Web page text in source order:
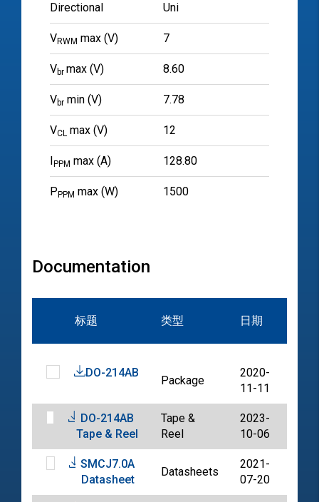
Directional Uni
VRWM max (V) 7
Vbr max (V) 8.60
Vbr min (V) 7.78
VCL max (V) 12
PPM max (A) 128.80
P PPM max (W) 1500
Documentation
标题 类型 日期
DO-214AB
Package
2020-
11-11
DO-214AB
Tape & Reel
Tape &
Reel
2023-
10-06
SMCJ7.0A
Datasheet
Datasheets
2021-
07-20